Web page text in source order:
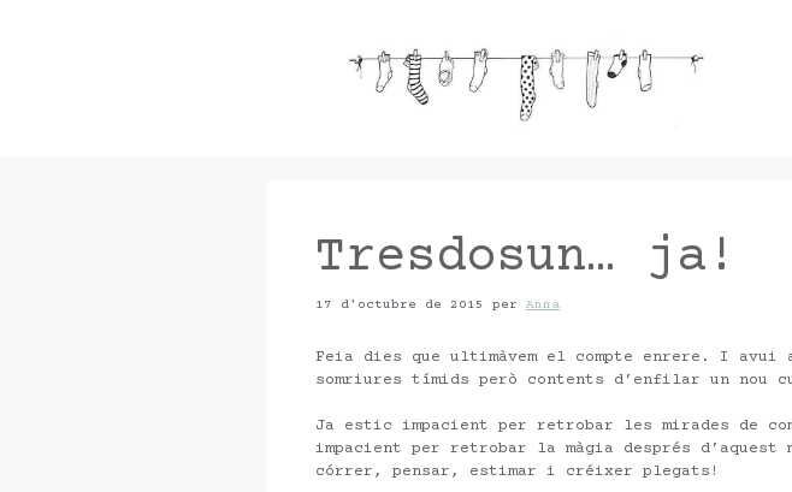
Tresdosun… ja!
17 d'octubre de 2015 per Anna
Feia dies que ultimàvem el compte enrere. I avui
somriures tímids però contents d’enfilar un nou
Ja estic impacient per retrobar les mirades de
impacient per retrobar la màgia després
córrer, pensar, estimar i créixer plegats!